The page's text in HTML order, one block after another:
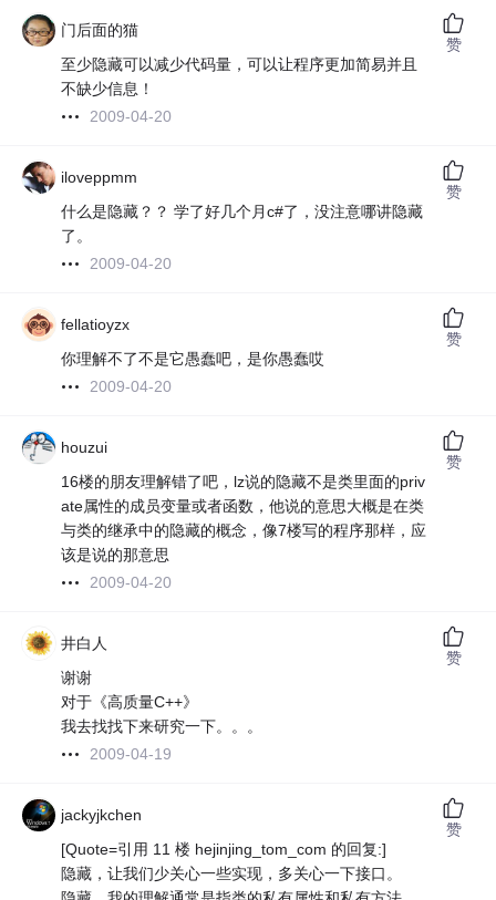
门后面的猫
至少隐藏可以减少代码量，可以让程序更加简易并且
不缺少信息！
2009-04-20
赞
iloveppmm
什么是隐藏？？ 学了好几个月c#了，没注意哪讲隐藏
了。
2009-04-20
赞
fellatioyzx
你理解不了不是它愚蠢吧，是你愚蠢哎
2009-04-20
赞
houzui
16楼的朋友理解错了吧，lz说的隐藏不是类里面的priv
ate属性的成员变量或者函数，他说的意思大概是在类
与类的继承中的隐藏的概念，像7楼写的程序那样，应
该是说的那意思
2009-04-20
赞
井白人
谢谢
对于《高质量C++》
我去找找下来研究一下。。。
2009-04-19
赞
jackyjkchen
[Quote=引用 11 楼 hejinjing_tom_com 的回复:]
隐藏，让我们少关心一些实现，多关心一下接口。
赞